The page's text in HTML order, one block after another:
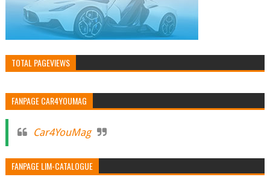
TOTAL PAGEVIEWS
FANPAGE CAR4YOUMAG
Car4YouMag
FANPAGE LIM-CATALOGUE